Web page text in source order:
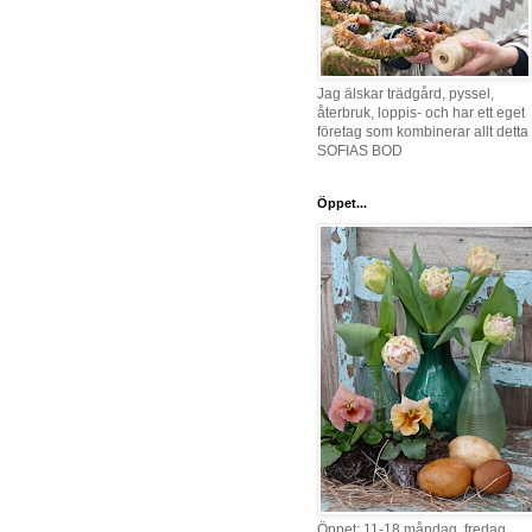
Jag älskar trädgård, pyssel,
återbruk, loppis- och har ett eget
företag som kombinerar allt detta
SOFIAS BOD
Öppet...